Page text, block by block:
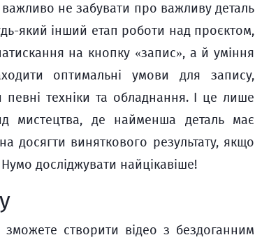
не забувати про важливу деталь
який інший етап роботи над проєктом,
на кнопку «запис», а й уміння
оптимальні умови для запису,
техніки та обладнання. І це лише
мистецтва, де найменша деталь має
досягти виняткового результату, якщо
Нумо досліджувати найцікавіше!
створити відео з бездоганним